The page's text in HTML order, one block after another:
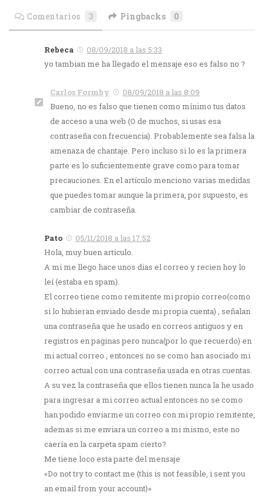
Comentarios 3 Pingbacks 0
Rebeca
08/09/2018 a las 5:33
yo tambian me ha llegado el mensaje eso es falso no ?
Carlos Formby
08/09/2018 a las 8:09
Bueno, no es falso que tienen como mínimo tus datos
de acceso a una web (O de muchos, si usas esa
contraseña con frecuencia). Probablemente sea falsa la
amenaza de chantaje. Pero incluso si lo es la primera
parte es lo suficientemente grave como para tomar
precauciones. En el artículo menciono varias medidas
que puedes tomar aunque la primera, por supuesto, es
cambiar de contraseña.
Pato
05/11/2018 a las 17:52
Hola, muy buen articulo.
A mi me llego hace unos dias el correo y recien hoy lo
leí (estaba en spam).
El correo tiene como remitente mi propio correo(como
si lo hubieran enviado desde mi propia cuenta) , señalan
una contraseña que he usado en correos antiguos y en
registros en paginas pero nunca(por lo que recuerdo) en
mi actual correo , entonces no se como han asociado mi
correo actual con una contraseña usada en otras cuentas.
A su vez la contraseña que ellos tienen nunca la he usado
para ingresar a mi correo actual entonces no se como
han podido enviarme un correo con mi propio remitente,
ademas si me enviara un correo a mi mismo, este no
caería en la carpeta spam cierto?
Me tiene loco esta parte del mensaje
«Do not try to contact me (this is not feasible, i sent you
an email from your account)»